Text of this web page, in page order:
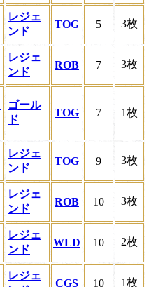
レジェ
ンド
TOG 5 3枚
レジェ
ンド
ROB 7 3枚
ゴール
ド
TOG 7 1枚
レジェ
ンド
TOG 9 3枚
レジェ
ンド
ROB 10 3枚
レジェ
ンド
WLD 10 2枚
レジェ
CGS 10 1枚